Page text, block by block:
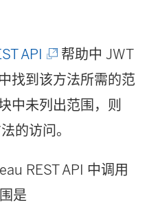
API (
链
接
在
帮助中 JWT
找到该方法所需的范
中未列出范围，则
的访问。
REST API 中调用
是